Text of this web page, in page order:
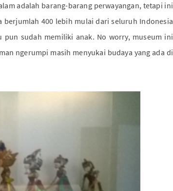
adalah barang-barang perwayangan, tetapi ini
400 lebih mulai dari seluruh Indonesia
sudah memiliki anak. No worry, museum ini
ngerumpi masih menyukai budaya yang ada di